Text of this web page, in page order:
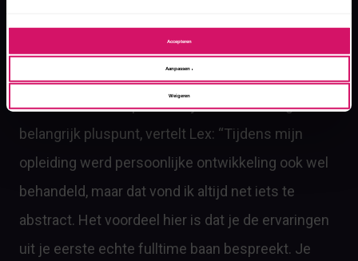
Accepteren
Aanpassen
Weigeren
Persoonlijke
ontwikkeling
De aandacht voor persoonlijke ontwikkeling is een
belangrijk pluspunt, vertelt Lex: “Tijdens mijn
opleiding werd persoonlijke ontwikkeling ook wel
behandeld, maar dat vond ik altijd net iets te
abstract. Het voordeel hier is dat je de ervaringen
uit je eerste echte fulltime baan bespreekt. Je